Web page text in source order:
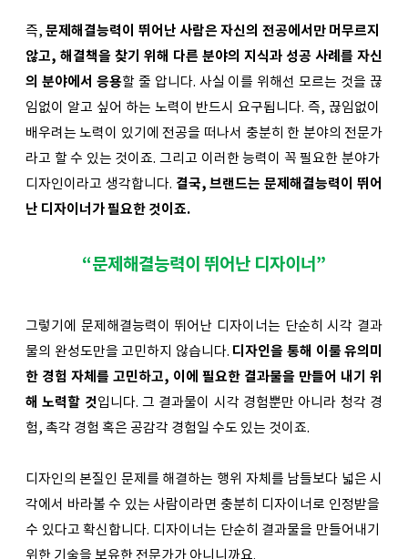
즉, 문제해결능력이 뛰어난 사람은 자신의 전공에서만 머무르지
않고, 해결책을 찾기 위해 다른 분야의 지식과 성공 사례를 자신
의 분야에서 응용할 줄 압니다. 사실 이를 위해선 모르는 것을 끊
임없이 알고 싶어 하는 노력이 반드시 요구됩니다. 즉, 끊임없이
배우려는 노력이 있기에 전공을 떠나서 충분히 한 분야의 전문가
라고 할 수 있는 것이죠. 그리고 이러한 능력이 꼭 필요한 분야가
디자인이라고 생각합니다. 결국, 브랜드는 문제해결능력이 뛰어
난 디자이너가 필요한 것이죠.
“문제해결능력이 뛰어난 디자이너”
그렇기에 문제해결능력이 뛰어난 디자이너는 단순히 시각 결과
물의 완성도만을 고민하지 않습니다. 디자인을 통해 이룰 유의미
한 경험 자체를 고민하고, 이에 필요한 결과물을 만들어 내기 위
해 노력할 것입니다. 그 결과물이 시각 경험뿐만 아니라 청각 경
험, 촉각 경험 혹은 공감각 경험일 수도 있는 것이죠.
디자인의 본질인 문제를 해결하는 행위 자체를 남들보다 넓은 시
각에서 바라볼 수 있는 사람이라면 충분히 디자이너로 인정받을
수 있다고 확신합니다. 디자이너는 단순히 결과물을 만들어내기
위한 기술을 보유한 전문가가 아니니까요.